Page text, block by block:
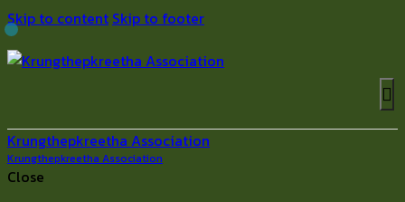
Skip to content Skip to footer
Krungthepkreetha Association
Krungthepkreetha Association
Close